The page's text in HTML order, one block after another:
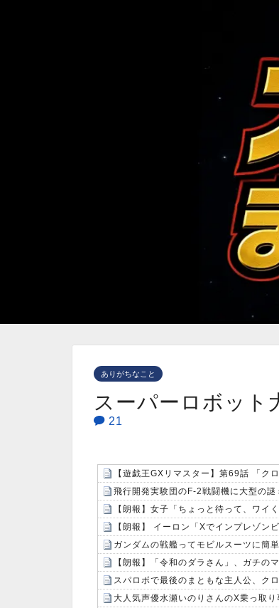
ありがちなこと
スーパーロボット
21
【遊戯王GXリマスター】第69話 「ク
【朗報】 イーロン「Xでインプレゾン
ガンダムの戦艦ってモビルスーツに簡
【朗報】「令和のダラさん」、ガチの
スパロボで最後のまともな主人公、ク
大人気声優水瀬いのりさんのX乗っ取